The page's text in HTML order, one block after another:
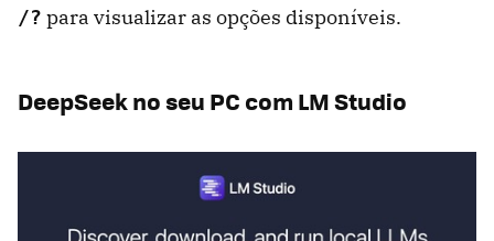
/? para visualizar as opções disponíveis.
DeepSeek no seu PC com LM Studio